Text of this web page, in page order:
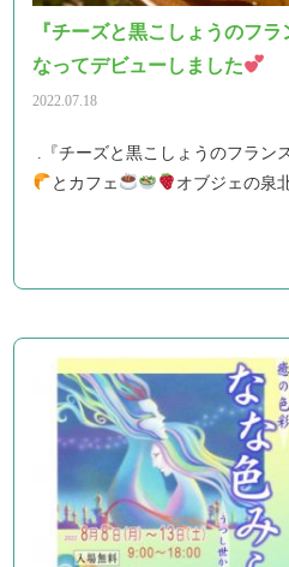
『チーズと黒こしょうのフ
なってデビューしました
2022.07.18
.『チーズと黒こしょうのフラン
とカフェ
オブジェの泉